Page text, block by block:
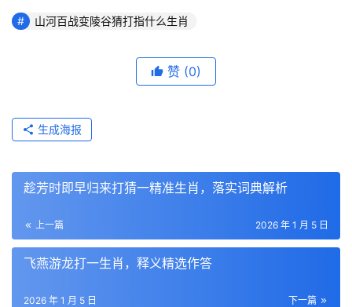
山河百战变陵谷猜打指什么生肖
赞 (0)
生成海报
趁芳时即早归来打猜一精准生肖，落实词典解析
上一篇 2026 年 1 月 5 日
飞燕游龙打一生肖，释义精选作答
下一篇
2026 年 1 月 5 日